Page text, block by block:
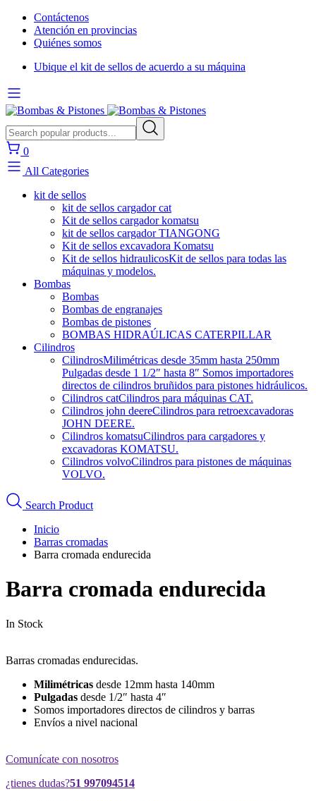
Contáctenos
Atención en provincias
Quiénes somos
Ubique el kit de sellos de acuerdo a su máquina
0
All Categories
kit de sellos
kit de sellos cargador cat
Kit de sellos cargador komatsu
kit de sellos cargador TIANGONG
Kit de sellos excavadora Komatsu
Kit de sellos hidraulicosKit de sellos para todas las
máquinas y modelos.
Bombas
Bombas
Bombas de engranajes
Bombas de pistones
BOMBAS HIDRAÚLICAS CATERPILLAR
Cilindros
CilindrosMilimétricas desde 35mm hasta 250mm
Pulgadas desde 1 1/2″ hasta 8″ Somos importadores
directos de cilindros bruñidos para pistones hidráulicos.
Cilindros catCilindros para máquinas CAT.
Cilindros john deereCilindros para retroexcavadoras
JOHN DEERE.
Cilindros komatsuCilindros para cargadores y
excavadoras KOMATSU.
Cilindros volvoCilindros para pistones de máquinas
VOLVO.
Search Product
Inicio
Barras cromadas
Barra cromada endurecida
Barra cromada endurecida
In Stock
Barras cromadas endurecidas.
Milimétricas desde 12mm hasta 140mm
Pulgadas desde 1/2″ hasta 4″
Somos importadores directos de cilindros y barras
Envíos a nivel nacional
Comunícate con nosotros
¿tienes dudas?51 997094514